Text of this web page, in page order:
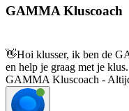
GAMMA Kluscoach
👋Hoi klusser, ik ben de
en help je graag met je klus.
GAMMA Kluscoach -